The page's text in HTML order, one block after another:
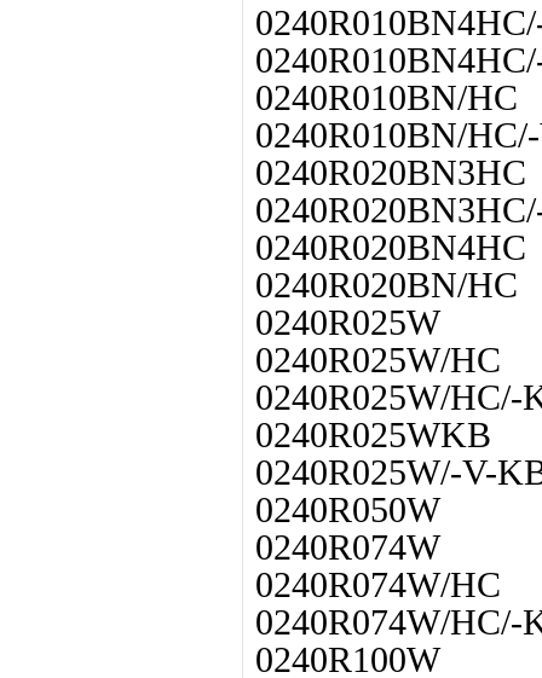
0240R010BN/HC
0240R010BN/
0240R020BN3HC
0240R020BN4HC
0240R020BN/HC
0240R025W
0240R025W/HC
0240R025W/HC/-
0240R025WKB
0240R025W/-V-
0240R050W
0240R074W
0240R074W/HC
0240R074W/HC/-
0240R100W